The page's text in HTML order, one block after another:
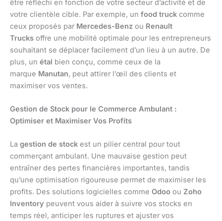
être réfléchi en fonction de votre secteur d’activité et de
votre clientèle cible. Par exemple, un food truck comme
ceux proposés par Mercedes-Benz ou Renault
Trucks offre une mobilité optimale pour les entrepreneurs
souhaitant se déplacer facilement d’un lieu à un autre. De
plus, un étal bien conçu, comme ceux de la
marque Manutan, peut attirer l’œil des clients et
maximiser vos ventes.
Gestion de Stock pour le Commerce Ambulant :
Optimiser et Maximiser Vos Profits
La gestion de stock est un pilier central pour tout
commerçant ambulant. Une mauvaise gestion peut
entraîner des pertes financières importantes, tandis
qu’une optimisation rigoureuse permet de maximiser les
profits. Des solutions logicielles comme Odoo ou Zoho
Inventory peuvent vous aider à suivre vos stocks en
temps réel, anticiper les ruptures et ajuster vos